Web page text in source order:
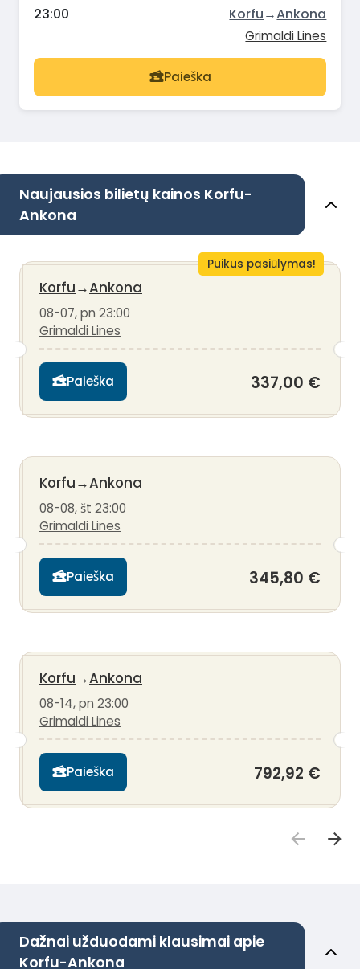
23:00 Korfu→Ankona
Grimaldi Lines
Paieška
Naujausios bilietų kainos Korfu-
Ankona
Puikus pasiūlymas!
Korfu→Ankona
08-07, pn 23:00
Grimaldi Lines
Paieška 337,00 €
Korfu→Ankona
08-08, št 23:00
Grimaldi Lines
Paieška 345,80 €
Korfu→Ankona
08-14, pn 23:00
Grimaldi Lines
Paieška 792,92 €
Dažnai užduodami klausimai apie
Korfu-Ankona